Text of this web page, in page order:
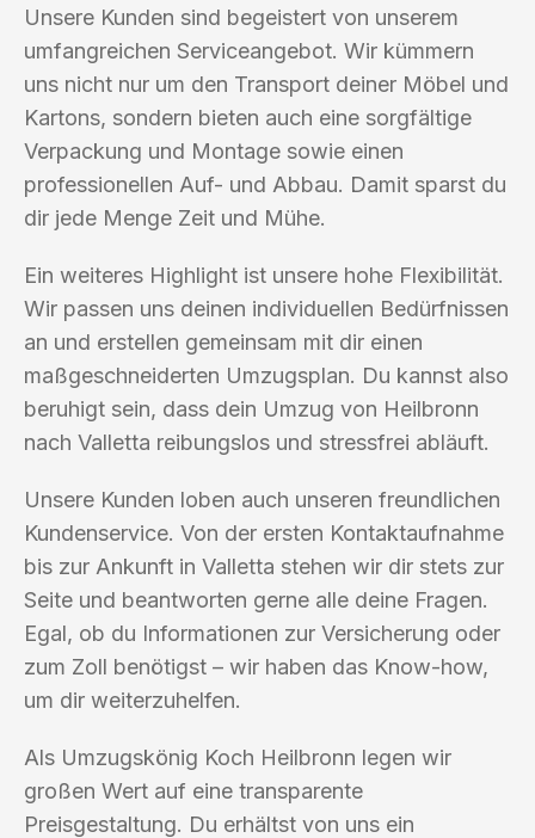
Unsere Kunden sind begeistert von unserem
umfangreichen Serviceangebot. Wir kümmern
uns nicht nur um den Transport deiner Möbel und
Kartons, sondern bieten auch eine sorgfältige
Verpackung und Montage sowie einen
professionellen Auf- und Abbau. Damit sparst du
dir jede Menge Zeit und Mühe.
Ein weiteres Highlight ist unsere hohe Flexibilität.
Wir passen uns deinen individuellen Bedürfnissen
an und erstellen gemeinsam mit dir einen
maßgeschneiderten Umzugsplan. Du kannst also
beruhigt sein, dass dein Umzug von Heilbronn
nach Valletta reibungslos und stressfrei abläuft.
Unsere Kunden loben auch unseren freundlichen
Kundenservice. Von der ersten Kontaktaufnahme
bis zur Ankunft in Valletta stehen wir dir stets zur
Seite und beantworten gerne alle deine Fragen.
Egal, ob du Informationen zur Versicherung oder
zum Zoll benötigst – wir haben das Know-how,
um dir weiterzuhelfen.
Als Umzugskönig Koch Heilbronn legen wir
großen Wert auf eine transparente
Preisgestaltung. Du erhältst von uns ein